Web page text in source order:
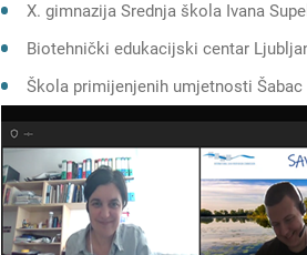
X. gimnazija Srednja škola Ivana
Biotehnički edukacijski centar
Škola primijenjenih umjetnosti Šabac